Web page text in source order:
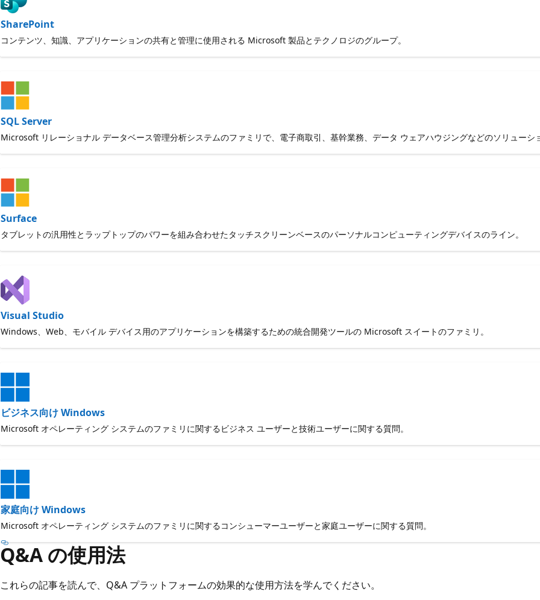
SharePoint
コンテンツ、知識、アプリケーションの共有と管理に使用される Microsoft 製品とテクノロジのグループ。
SQL Server
Microsoft リレーショナル データベース管理分析システムのファミリで、電子商取引、基幹業務、データ ウェアハウジングなどのソリューシ
Surface
タブレットの汎用性とラップトップのパワーを組み合わせたタッチスクリーンベースのパーソナルコンピューティングデバイスのライン。
Visual Studio
Windows、Web、モバイル デバイス用のアプリケーションを構築するための統合開発ツールの Microsoft スイートのファミリ。
ビジネス向け Windows
Microsoft オペレーティング システムのファミリに関するビジネス ユーザーと技術ユーザーに関する質問。
家庭向け Windows
Microsoft オペレーティング システムのファミリに関するコンシューマーユーザーと家庭ユーザーに関する質問。
Q&A の使用法
これらの記事を読んで、Q&A プラットフォームの効果的な使用方法を学んでください。